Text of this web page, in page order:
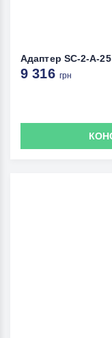
Адаптер SC-2-A-25
9 316 грн